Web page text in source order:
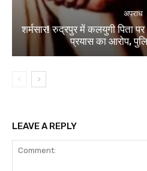
अपराध
शर्मसार! रुद्रपुर में कलयुगी पिता
प्रयास का आरोप,
LEAVE A REPLY